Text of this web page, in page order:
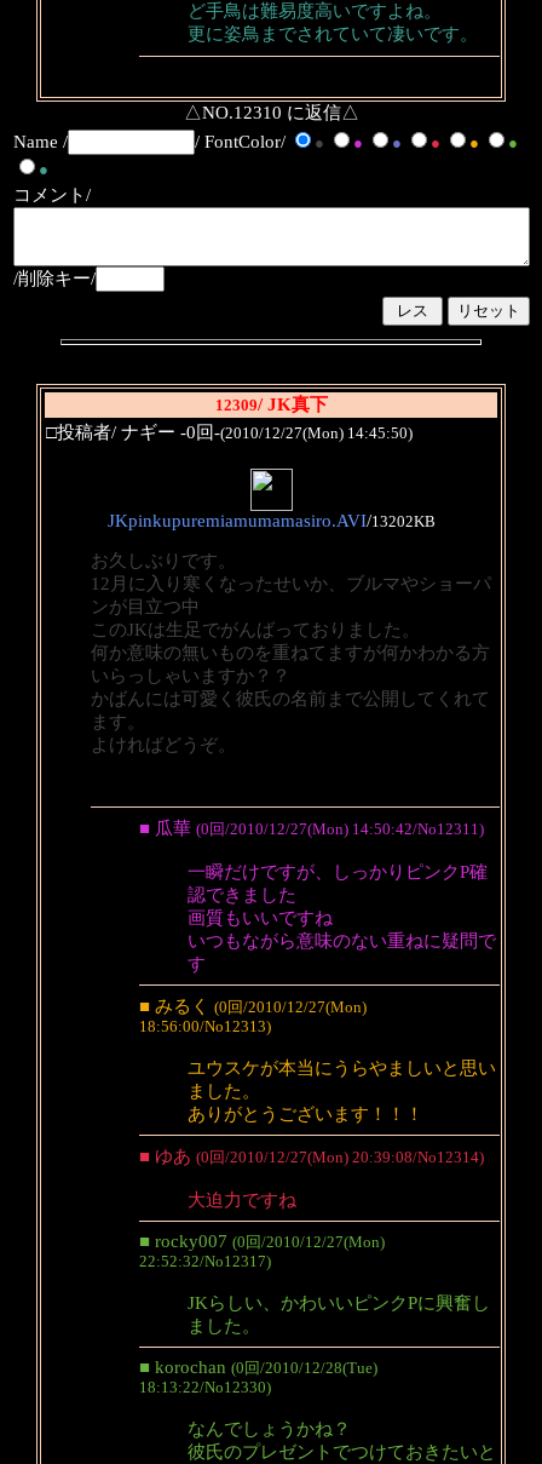
ど手鳥は難易度高いですよね。
更に姿鳥までされていて凄いです。
△NO.12310 に返信△
Name /
/ FontColor/ ● ● ● ● ●
●
●
コメント/
/削除キー/
12309/ JK真下
□投稿者/ ナギー -0回-(2010/12/27(Mon) 14:45:50)
JKpinkupuremiamumamasiro.AVI/13202KB
お久しぶりです。
12月に入り寒くなったせいか、ブルマやショーパ
ンが目立つ中
このJKは生足でがんばっておりました。
何か意味の無いものを重ねてますが何かわかる方
いらっしゃいますか？？
かばんには可愛く彼氏の名前まで公開してくれて
ます。
よければどうぞ。
■ 瓜華 (0回/2010/12/27(Mon) 14:50:42/No12311)
一瞬だけですが、しっかりピンクP確
認できました
画質もいいですね
いつもながら意味のない重ねに疑問で
す
■ みるく (0回/2010/12/27(Mon)
18:56:00/No12313)
ユウスケが本当にうらやましいと思い
ました。
ありがとうございます！！！
■ ゆあ (0回/2010/12/27(Mon) 20:39:08/No12314)
大迫力ですね
■ rocky007 (0回/2010/12/27(Mon)
22:52:32/No12317)
JKらしい、かわいいピンクPに興奮し
ました。
■ korochan (0回/2010/12/28(Tue)
18:13:22/No12330)
なんでしょうかね？
彼氏のプレゼントでつけておきたいと